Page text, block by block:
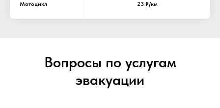
Мотоцикл 23 ₽/км
Вопросы по услугам
эвакуации